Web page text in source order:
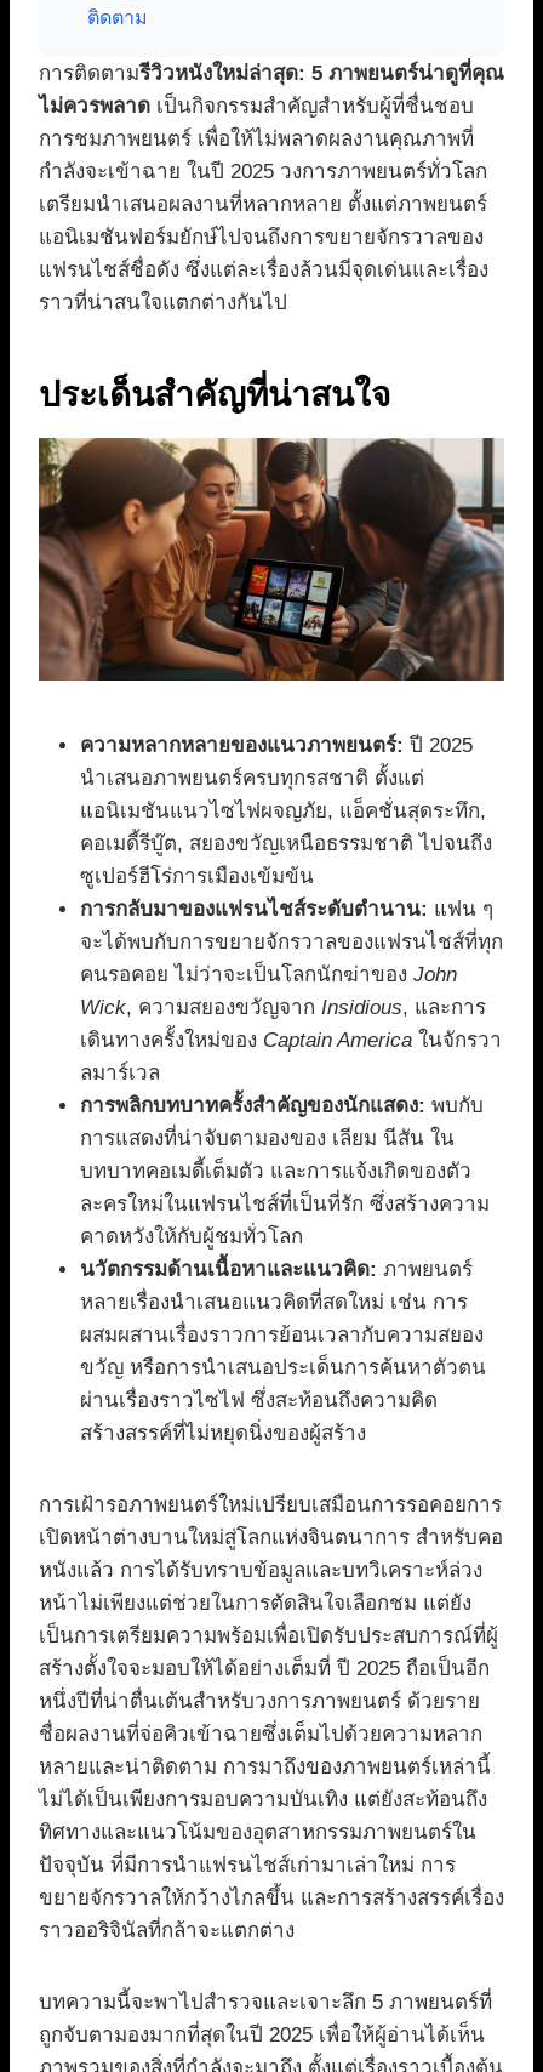
ติดตาม
การติดตามรีวิวหนังใหม่ล่าสุด: 5 ภาพยนตร์น่าดูที่คุณ
ไม่ควรพลาด เป็นกิจกรรมสำคัญสำหรับผู้ที่ชื่นชอบ
การชมภาพยนตร์ เพื่อให้ไม่พลาดผลงานคุณภาพที่
กำลังจะเข้าฉาย ในปี 2025 วงการภาพยนตร์ทั่วโลก
เตรียมนำเสนอผลงานที่หลากหลาย ตั้งแต่ภาพยนตร์
แอนิเมชันฟอร์มยักษ์ไปจนถึงการขยายจักรวาลของ
แฟรนไชส์ชื่อดัง ซึ่งแต่ละเรื่องล้วนมีจุดเด่นและเรื่อง
ราวที่น่าสนใจแตกต่างกันไป
ประเด็นสำคัญที่น่าสนใจ
ความหลากหลายของแนวภาพยนตร์: ปี 2025
นำเสนอภาพยนตร์ครบทุกรสชาติ ตั้งแต่
แอนิเมชันแนวไซไฟผจญภัย, แอ็คชั่นสุดระทึก,
คอเมดี้รีบู๊ต, สยองขวัญเหนือธรรมชาติ ไปจนถึง
ซูเปอร์ฮีโร่การเมืองเข้มข้น
การกลับมาของแฟรนไชส์ระดับตำนาน: แฟน ๆ
จะได้พบกับการขยายจักรวาลของแฟรนไชส์ที่ทุก
คนรอคอย ไม่ว่าจะเป็นโลกนักฆ่าของ John
Wick, ความสยองขวัญจาก Insidious, และการ
เดินทางครั้งใหม่ของ Captain America ในจักรวา
ลมาร์เวล
การพลิกบทบาทครั้งสำคัญของนักแสดง: พบกับ
การแสดงที่น่าจับตามองของ เลียม นีสัน ใน
บทบาทคอเมดี้เต็มตัว และการแจ้งเกิดของตัว
ละครใหม่ในแฟรนไชส์ที่เป็นที่รัก ซึ่งสร้างความ
คาดหวังให้กับผู้ชมทั่วโลก
นวัตกรรมด้านเนื้อหาและแนวคิด: ภาพยนตร์
หลายเรื่องนำเสนอแนวคิดที่สดใหม่ เช่น การ
ผสมผสานเรื่องราวการย้อนเวลากับความสยอง
ขวัญ หรือการนำเสนอประเด็นการค้นหาตัวตน
ผ่านเรื่องราวไซไฟ ซึ่งสะท้อนถึงความคิด
สร้างสรรค์ที่ไม่หยุดนิ่งของผู้สร้าง
การเฝ้ารอภาพยนตร์ใหม่เปรียบเสมือนการรอคอยการ
เปิดหน้าต่างบานใหม่สู่โลกแห่งจินตนาการ สำหรับคอ
หนังแล้ว การได้รับทราบข้อมูลและบทวิเคราะห์ล่วง
หน้าไม่เพียงแต่ช่วยในการตัดสินใจเลือกชม แต่ยัง
เป็นการเตรียมความพร้อมเพื่อเปิดรับประสบการณ์ที่ผู้
สร้างตั้งใจจะมอบให้ได้อย่างเต็มที่ ปี 2025 ถือเป็นอีก
หนึ่งปีที่น่าตื่นเต้นสำหรับวงการภาพยนตร์ ด้วยราย
ชื่อผลงานที่จ่อคิวเข้าฉายซึ่งเต็มไปด้วยความหลาก
หลายและน่าติดตาม การมาถึงของภาพยนตร์เหล่านี้
ไม่ได้เป็นเพียงการมอบความบันเทิง แต่ยังสะท้อนถึง
ทิศทางและแนวโน้มของอุตสาหกรรมภาพยนตร์ใน
ปัจจุบัน ที่มีการนำแฟรนไชส์เก่ามาเล่าใหม่ การ
ขยายจักรวาลให้กว้างไกลขึ้น และการสร้างสรรค์เรื่อง
ราวออริจินัลที่กล้าจะแตกต่าง
บทความนี้จะพาไปสำรวจและเจาะลึก 5 ภาพยนตร์ที่
ถูกจับตามองมากที่สุดในปี 2025 เพื่อให้ผู้อ่านได้เห็น